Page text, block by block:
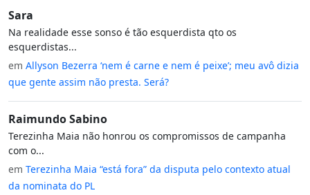
Sara
Na realidade esse sonso é tão esquerdista qto os
esquerdistas...
em Allyson Bezerra ‘nem é carne e nem é peixe’; meu avô dizia
que gente assim não presta. Será?
Raimundo Sabino
Terezinha Maia não honrou os compromissos de campanha
com o...
em Terezinha Maia “está fora” da disputa pelo contexto atual
da nominata do PL